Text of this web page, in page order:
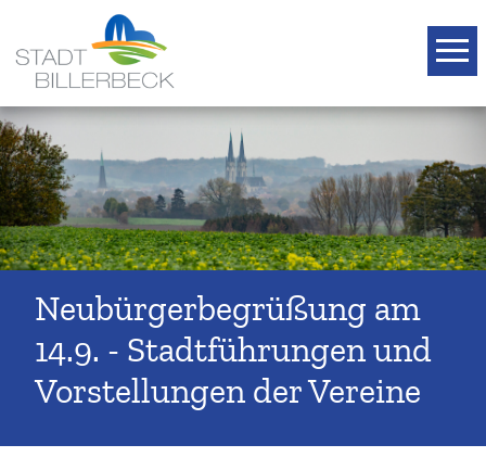
Neubürgerbegrüßung am
14.9. - Stadtführungen und
Vorstellungen der Vereine